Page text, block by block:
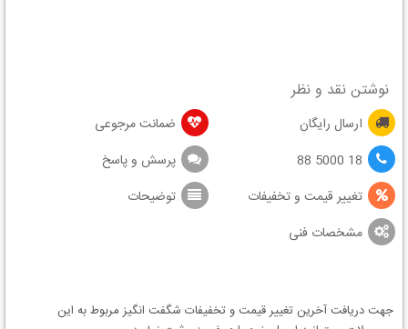
نوشتن نقد و نظر
ارسال رایگان
ضمانت مرجوعی
18 5000 88
پرسش و پاسخ
تغییر قیمت و تخفیفات
توضیحات
مشخصات فنی
جهت دریافت آخرین تغییر قیمت و تخفیفات شگفت انگیز مربوط به این